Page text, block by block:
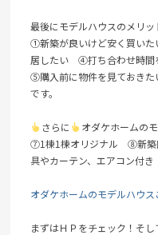
最後にモデルハウスのメリッ
①新築が良いけど安く買い
居したい ④打ち合わせ時間
⑤購入前に物件を見ておき
です。
さらに
オダケホームの
⑦1棟1棟オリジナル ⑧新築
具やカーテン、エアコン付き
オダケホームのモデルハウ
まずはＨＰをチェック！そ